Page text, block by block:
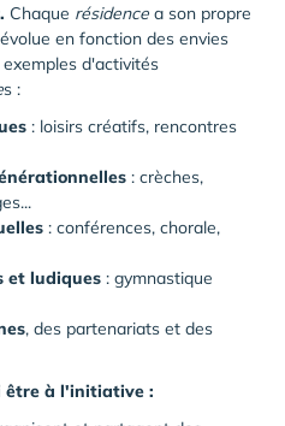
Chaque résidence a son propre
en fonction des envies
d'activités
s :
: loisirs créatifs, rencontres
: crèches,
: conférences, chorale,
et ludiques : gymnastique
, des partenariats et des
être à l'initiative :